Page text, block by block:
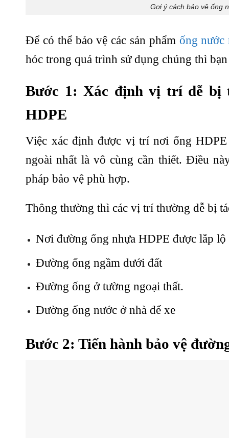
Gợi ý cách bảo vệ ống
Để có thể bảo vệ các sản phẩm ống nước
hóc trong quá trình sử dụng chúng thì
Bước 1: Xác định vị trí dễ bị
HDPE
Việc xác định được vị trí nơi ống
ngoài nhất là vô cùng cần thiết. Điều
pháp bảo vệ phù hợp.
Thông thường thì các vị trí thường dễ bị
Nơi đường ống nhựa HDPE được lắp lộ
Đường ống ngầm dưới đất
Đường ống ở tường ngoại thất.
Đường ống nước ở nhà để xe
Bước 2: Tiến hành bảo vệ